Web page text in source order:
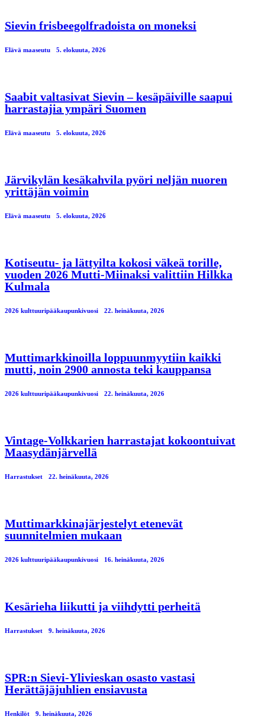
Sievin frisbeegolfradoista on moneksi
Elävä maaseutu 5. elokuuta, 2026
Saabit valtasivat Sievin – kesäpäiville saapui
harrastajia ympäri Suomen
Elävä maaseutu 5. elokuuta, 2026
Järvikylän kesäkahvila pyöri neljän nuoren
yrittäjän voimin
Elävä maaseutu 5. elokuuta, 2026
Kotiseutu- ja lättyilta kokosi väkeä torille,
vuoden 2026 Mutti-Miinaksi valittiin Hilkka
Kulmala
2026 kulttuuripääkaupunkivuosi 22. heinäkuuta, 2026
Muttimarkkinoilla loppuunmyytiin kaikki
mutti, noin 2900 annosta teki kauppansa
2026 kulttuuripääkaupunkivuosi 22. heinäkuuta, 2026
Vintage-Volkkarien harrastajat kokoontuivat
Maasydänjärvellä
Harrastukset 22. heinäkuuta, 2026
Muttimarkkinajärjestelyt etenevät
suunnitelmien mukaan
2026 kulttuuripääkaupunkivuosi 16. heinäkuuta, 2026
Kesärieha liikutti ja viihdytti perheitä
Harrastukset 9. heinäkuuta, 2026
SPR:n Sievi-Ylivieskan osasto vastasi
Herättäjäjuhlien ensiavusta
Henkilöt 9. heinäkuuta, 2026